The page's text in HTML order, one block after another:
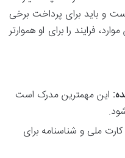
و باید برای پرداخت برخی
فرایند را برای او هموارتر
این مهمترین مدرک است
کارت ملی و شناسنامه برای